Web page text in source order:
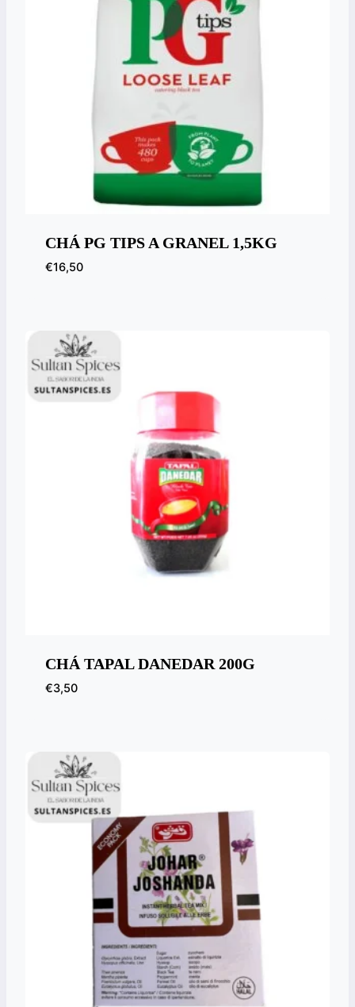
CHÁ PG TIPS A GRANEL 1,5KG
€16,50
CHÁ TAPAL DANEDAR 200G
€3,50